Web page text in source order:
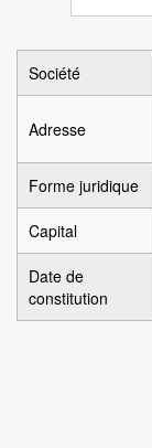
Société
Adresse
Forme juridique
Capital
Date de
constitution